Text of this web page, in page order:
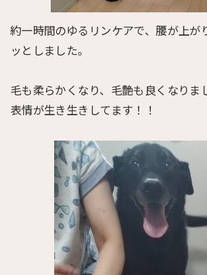
約一時間のゆるリンケアで、腰が上が
ッとしました。
毛も柔らかくなり、毛艶も良くなりま
表情が生き生きしてます！！